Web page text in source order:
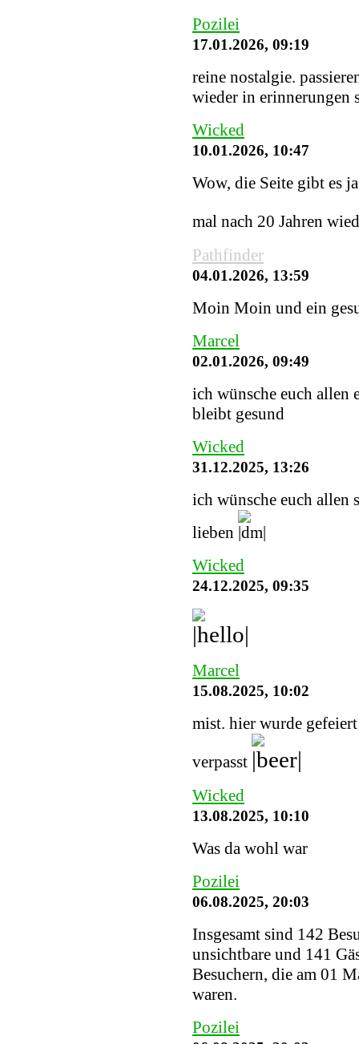
Pozilei
17.01.2026, 09:19
reine nostalgie.
wieder in erinnerungen
Wicked
10.01.2026, 10:47
Wow, die Seite gibt es
mal nach 20 Jahren
Pathfinder
04.01.2026, 13:59
Moin Moin und ein
Marcel
02.01.2026, 09:49
ich wünsche euch allen
bleibt gesund
Wicked
31.12.2025, 13:26
ich wünsche euch allen
lieben
Wicked
24.12.2025, 09:35
Marcel
15.08.2025, 10:02
mist. hier wurde
verpasst
Wicked
13.08.2025, 10:10
Was da wohl war
Pozilei
06.08.2025, 20:03
Insgesamt sind 142
unsichtbare und 141
Besuchern, die am 01
waren.
Pozilei